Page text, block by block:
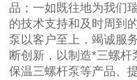
品；一如既往地为我们
的技术支持和及时周到
泵以客户至上，竭诚服
断创新，以制造*三螺杆
保温三螺杆泵等产品、